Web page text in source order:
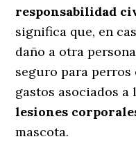
responsabilidad
significa que, en
daño a otra
seguro para perros
gastos asociados a
lesiones
mascota.